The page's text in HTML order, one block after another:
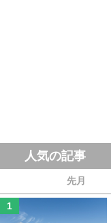
人気の記事
先月